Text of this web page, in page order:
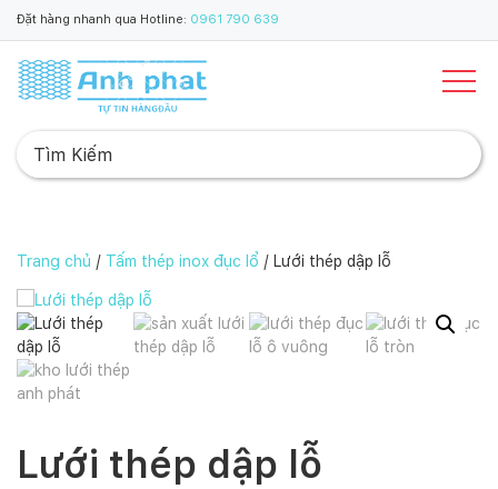
Đặt hàng nhanh qua Hotline: 0961 790 639
Trang chủ / Tấm thép inox đục lổ / Lưới thép dập lỗ
Lưới thép dập lỗ